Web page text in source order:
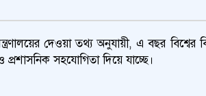
দেওয়া তথ্য অনুযায়ী, এ বছর বিশ্বের
সহযোগিতা দিয়ে যাচ্ছে।